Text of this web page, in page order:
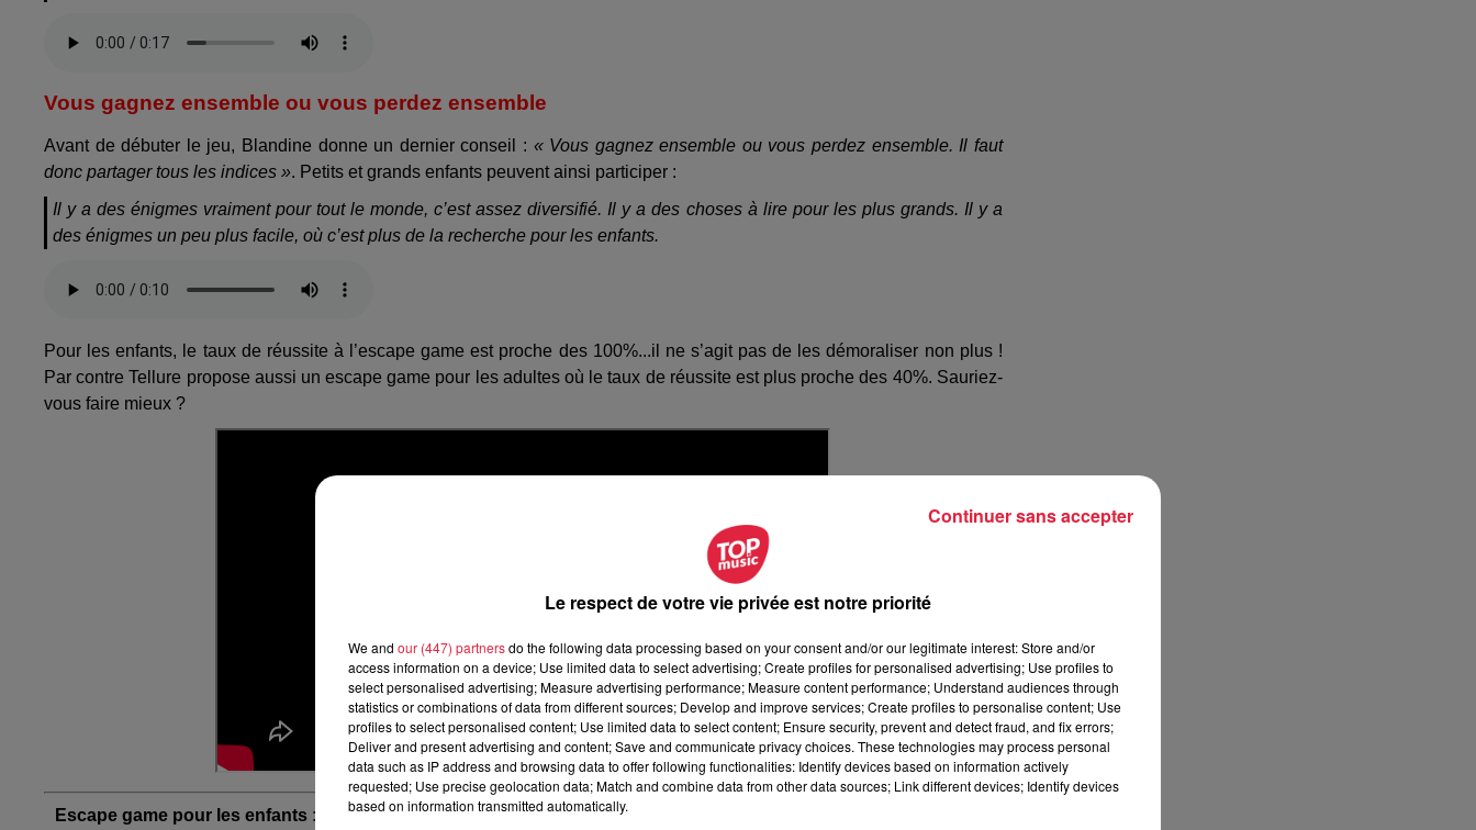
Vous gagnez ensemble ou vous perdez ensemble
Avant de débuter le jeu, Blandine donne un dernier conseil : « Vous gagnez ensemble ou vous perdez ensemble. Il faut
donc partager tous les indices ». Petits et grands enfants peuvent ainsi participer :
Il y a des énigmes vraiment pour tout le monde, c’est assez diversifié. Il y a des choses à lire pour les plus grands. Il y a
des énigmes un peu plus facile, où c’est plus de la recherche pour les enfants.
Pour les enfants, le taux de réussite à l’escape game est proche des 100%...il ne s’agit pas de les démoraliser non plus !
Par contre Tellure propose aussi un escape game pour les adultes où le taux de réussite est plus proche des 40%. Sauriez-
vous faire mieux ?
Escape game pour les enfants :
tous les mercredis après-midi, en 45 minutes (49€ pour un groupe de 3 à 8 personnes)
Le respect de votre vie privée est notre priorité
We and our (447) partnersdo the following data processing based on your consent and/or our legitimate interest: Store and/or
access information on a device; Use limited data to select advertising; Create profiles for personalised advertising; Use profiles to
select personalised advertising; Measure advertising performance; Measure content performance; Understand audiences through
statistics or combinations of data from different sources; Develop and improve services; Create profiles to personalise content; Use
profiles to select personalised content; Use limited data to select content; Ensure security, prevent and detect fraud, and fix errors;
Deliver and present advertising and content; Save and communicate privacy choices. These technologies may process personal
data such as IP address and browsing data to offer following functionalities: Identify devices based on information actively
requested; Use precise geolocation data; Match and combine data from other data sources; Link different devices; Identify devices
based on information transmitted automatically.
Continuer sans accepter